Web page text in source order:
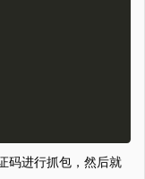
码进行抓包，然后就